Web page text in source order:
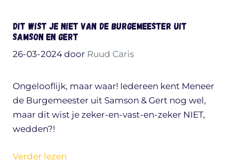
Dit wist je niet van de Burgemeester uit
Samson en Gert
26-03-2024 door Ruud Caris
Ongelooflijk, maar waar! Iedereen kent Meneer
de Burgemeester uit Samson & Gert nog wel,
maar dit wist je zeker-en-vast-en-zeker NIET,
wedden?!
Verder lezen